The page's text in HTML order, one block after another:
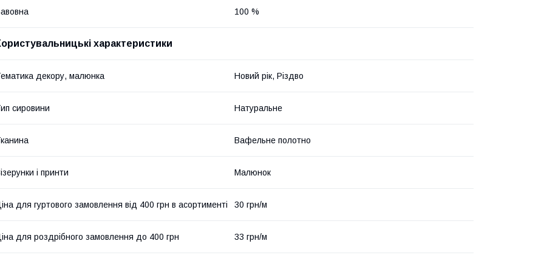
100 %
характеристики
декору, малюнка Новий рік, Різдво
сировини Натуральне
Вафельне полотно
і принти Малюнок
для гуртового замовлення від 400 грн в асортименті 30 грн/м
для роздрібного замовлення до 400 грн 33 грн/м